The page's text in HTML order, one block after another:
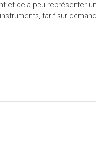
et cela peu représenter
tarif sur